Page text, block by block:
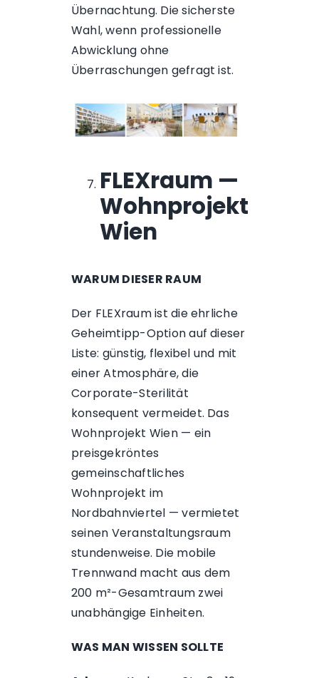
Übernachtung. Die sicherste
Wahl, wenn professionelle
Abwicklung ohne
Überraschungen gefragt ist.
FLEXraum —
Wohnprojekt
Wien
WARUM DIESER RAUM
Der FLEXraum ist die ehrliche
Geheimtipp-Option auf dieser
Liste: günstig, flexibel und mit
einer Atmosphäre, die
Corporate-Sterilität
konsequent vermeidet. Das
Wohnprojekt Wien — ein
preisgekröntes
gemeinschaftliches
Wohnprojekt im
Nordbahnviertel — vermietet
seinen Veranstaltungsraum
stundenweise. Die mobile
Trennwand macht aus dem
200 m²-Gesamtraum zwei
unabhängige Einheiten.
WAS MAN WISSEN SOLLTE